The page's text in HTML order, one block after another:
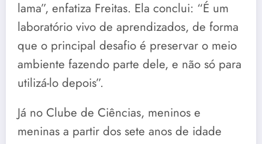
lama”, enfatiza Freitas. Ela conclui: “É um
laboratório vivo de aprendizados, de forma
que o principal desafio é preservar o meio
ambiente fazendo parte dele, e não só para
utilizá-lo depois”.
Já no Clube de Ciências, meninos e
meninas a partir dos sete anos de idade